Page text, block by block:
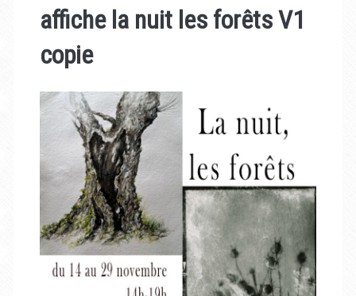
affiche la nuit les forêts V1
copie